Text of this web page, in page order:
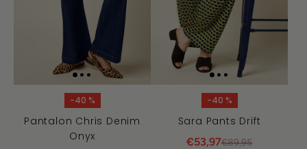
-40 %
Pantalon Chris Denim
Onyx
-40 %
Sara Pants Drift
€53,97€89,95